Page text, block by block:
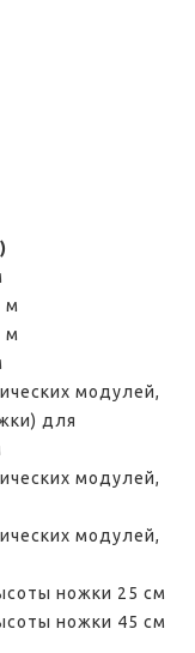
м
м
модулей,
для
модулей,
модулей,
ножки 25 см
ножки 45 см